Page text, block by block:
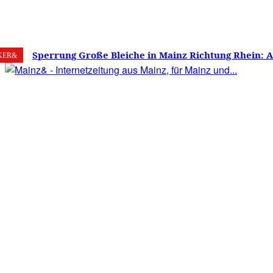
9. August 2026 34.1 Mainz
Sperrung Große Bleiche in Mainz Richtung Rhein:
verwirrt, Mainzer stinksauer – Haben die Mainzer